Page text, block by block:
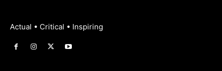
Actual • Critical • Inspiring